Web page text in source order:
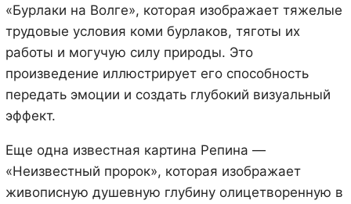
«Бурлаки на Волге», которая изображает тяжелые
трудовые условия коми бурлаков, тяготы их
работы и могучую силу природы. Это
произведение иллюстрирует его способность
передать эмоции и создать глубокий визуальный
эффект.
Еще одна известная картина Репина —
«Неизвестный пророк», которая изображает
живописную душевную глубину олицетворенную в